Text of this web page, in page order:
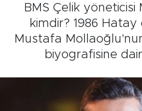
BMS Çelik
kimdir? 1986 Hatay
Mustafa
biyografisine